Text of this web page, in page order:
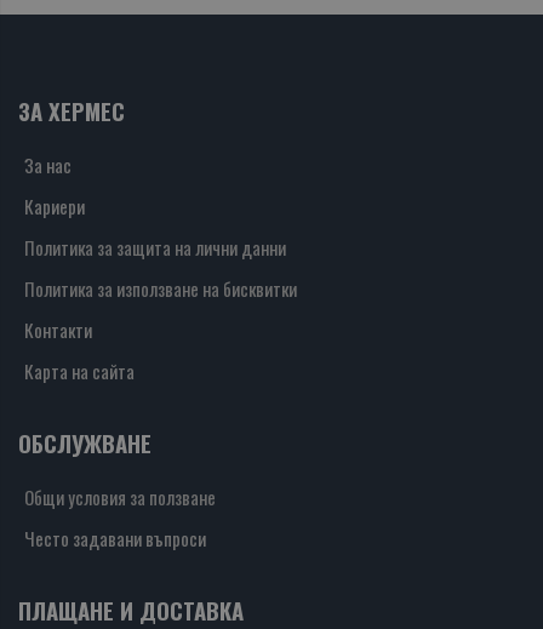
ЗА ХЕРМЕС
За нас
Кариери
Политика за защита на лични данни
Политика за използване на бисквитки
Контакти
Карта на сайта
ОБСЛУЖВАНЕ
Общи условия за ползване
Често задавани въпроси
ПЛАЩАНЕ И ДОСТАВКА